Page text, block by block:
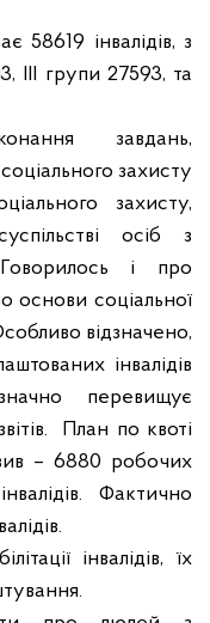
58619 інвалідів, з
ІІІ групи 27593, та
завдань,
захисту
захисту,
осіб з
і про
основи соціальної
відзначено,
інвалідів
перевищує
План по квоті
– 6880 робочих
Фактично
інвалідів, їх